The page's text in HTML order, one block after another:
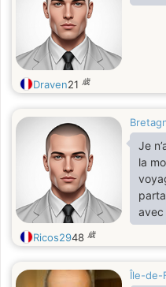
Draven21 歳
Je
la
avec
Ricos2948 歳
Île-de-